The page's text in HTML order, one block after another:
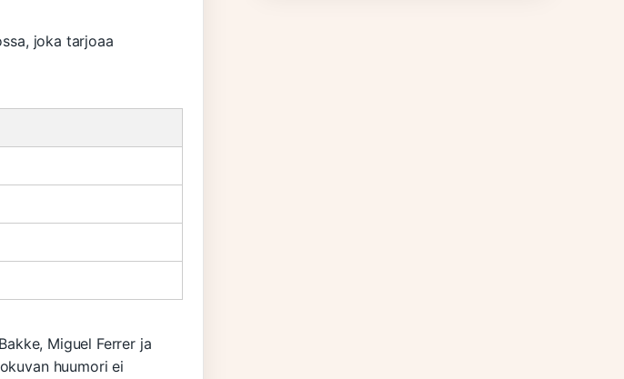
joka tarjoaa
Miguel Ferrer ja
huumori ei